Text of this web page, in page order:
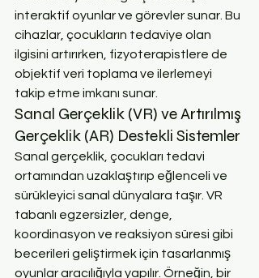
interaktif oyunlar ve görevler sunar. Bu
cihazlar, çocukların tedaviye olan
ilgisini artırırken, fizyoterapistlere de
objektif veri toplama ve ilerlemeyi
takip etme imkanı sunar.
Sanal Gerçeklik (VR) ve Artırılmış
Gerçeklik (AR) Destekli Sistemler
Sanal gerçeklik, çocukları tedavi
ortamından uzaklaştırıp eğlenceli ve
sürükleyici sanal dünyalara taşır. VR
tabanlı egzersizler, denge,
koordinasyon ve reaksiyon süresi gibi
becerileri geliştirmek için tasarlanmış
oyunlar aracılığıyla yapılır. Örneğin, bir